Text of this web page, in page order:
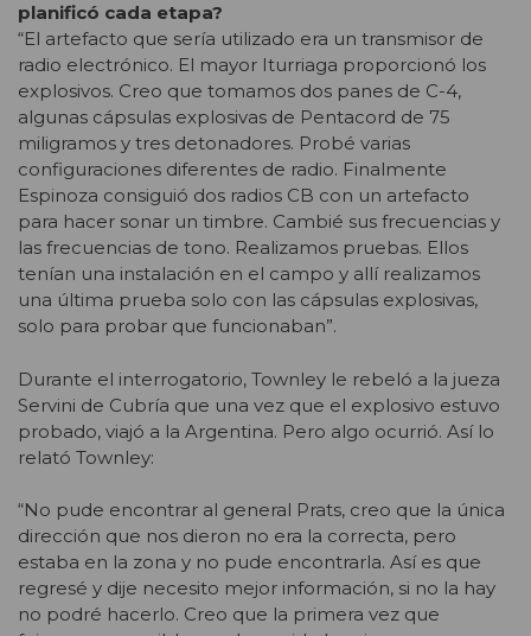
planificó cada etapa?
“El artefacto que sería utilizado era un transmisor de
radio electrónico. El mayor Iturriaga proporcionó los
explosivos. Creo que tomamos dos panes de C-4,
algunas cápsulas explosivas de Pentacord de 75
miligramos y tres detonadores. Probé varias
configuraciones diferentes de radio. Finalmente
Espinoza consiguió dos radios CB con un artefacto
para hacer sonar un timbre. Cambié sus frecuencias y
las frecuencias de tono. Realizamos pruebas. Ellos
tenían una instalación en el campo y allí realizamos
una última prueba solo con las cápsulas explosivas,
solo para probar que funcionaban”.
Durante el interrogatorio, Townley le rebeló a la jueza
Servini de Cubría que una vez que el explosivo estuvo
probado, viajó a la Argentina. Pero algo ocurrió. Así lo
relató Townley:
“No pude encontrar al general Prats, creo que la única
dirección que nos dieron no era la correcta, pero
estaba en la zona y no pude encontrarla. Así es que
regresé y dije necesito mejor información, si no la hay
no podré hacerlo. Creo que la primera vez que